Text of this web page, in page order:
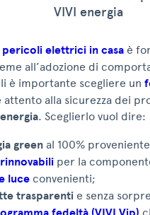
VIVI energia
pericoli elettrici in casa è
all’adozione di
è importante scegliere un
attento alla sicurezza dei
. Sceglierlo vuol dire:
green al 100%
per la
luce convenienti;
trasparenti e senza